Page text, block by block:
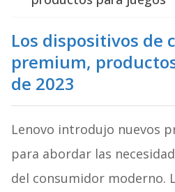
Los dispositivos de
premium,
de 2023
Lenovo introdujo nuevos
para abordar las
del consumidor moderno.